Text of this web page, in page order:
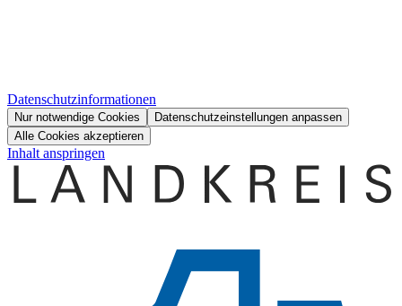
Datenschutzinformationen
Nur notwendige Cookies
Datenschutzeinstellungen anpassen
Alle Cookies akzeptieren
Inhalt anspringen